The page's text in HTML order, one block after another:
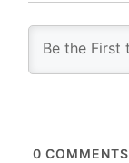
0 COMMENTS